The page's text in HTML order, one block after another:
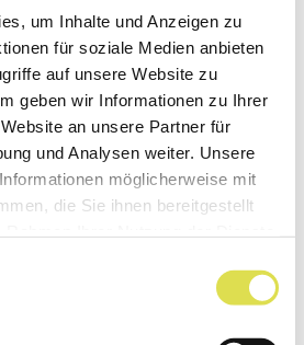
um Inhalte und Anzeigen zu
für soziale Medien anbieten
auf unsere Website zu
geben wir Informationen zu Ihrer
an unsere Partner für
und Analysen weiter. Unsere
möglicherweise mit
die Sie ihnen bereitgestellt
cellule, in cui si
sostanze.
propone notizie
ora.